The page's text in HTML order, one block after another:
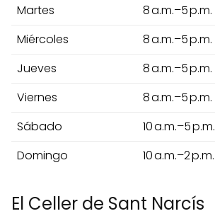
Martes
8 a.m.–5 p.m.
Miércoles
8 a.m.–5 p.m.
Jueves
8 a.m.–5 p.m.
Viernes
8 a.m.–5 p.m.
Sábado
10 a.m.–5 p.m.
Domingo
10 a.m.–2 p.m.
El Celler de Sant Narcís